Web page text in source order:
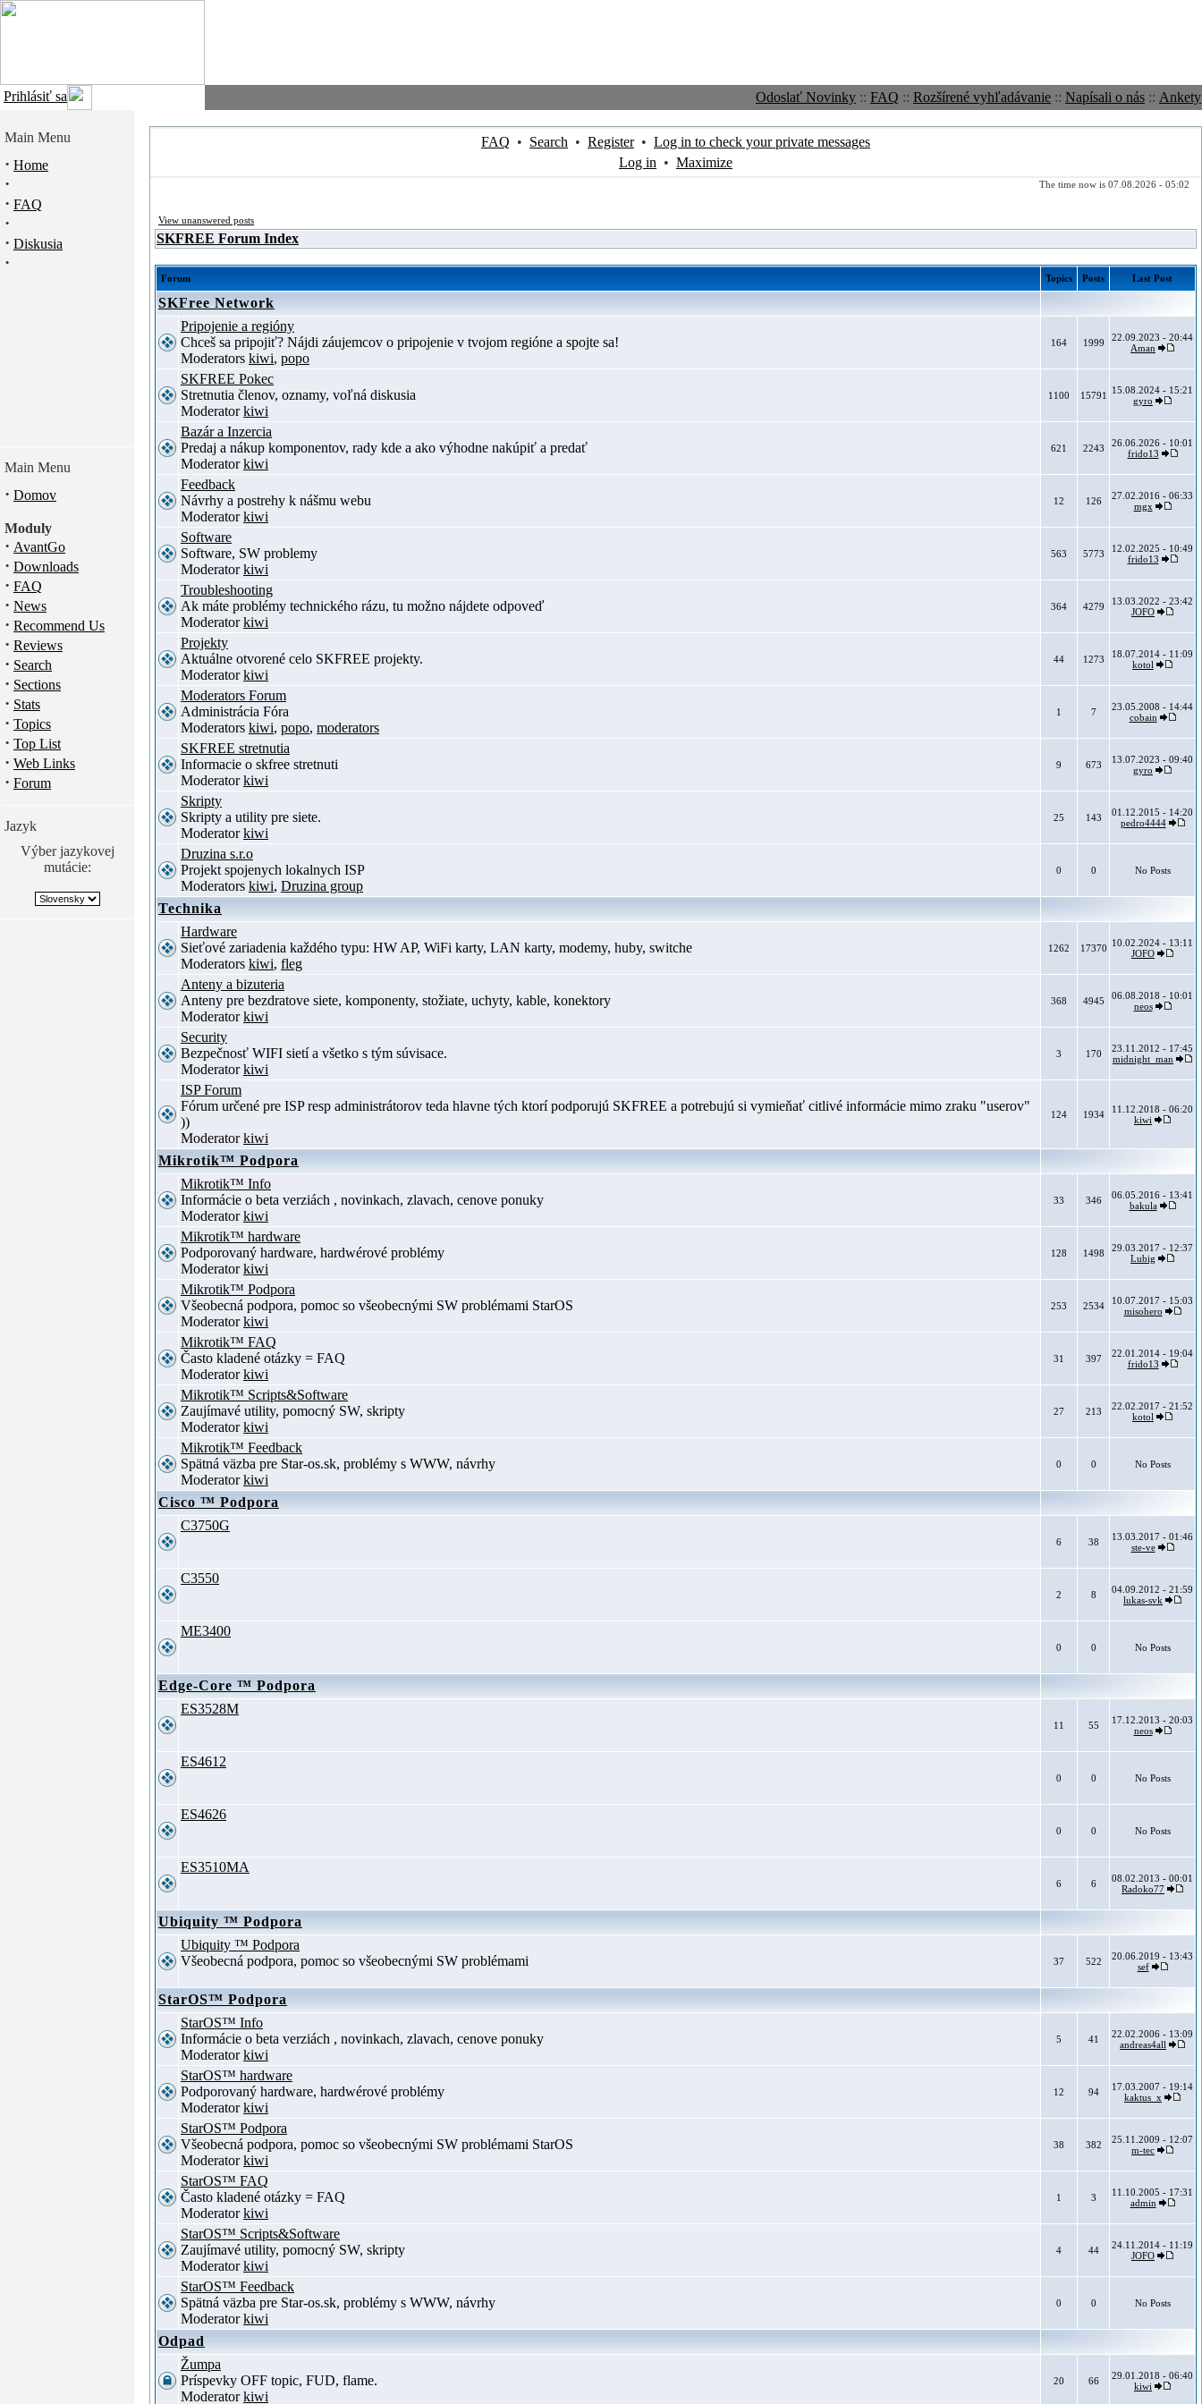
Prihlásiť sa Odoslať Novinky :: FAQ :: Rozšírené vyhľadávanie :: Napísali o nás :: Ankety
Main Menu
· Home
·
· FAQ
·
· Diskusia
·
Main Menu
· Domov
Moduly
· AvantGo
· Downloads
· FAQ
· News
· Recommend Us
· Reviews
· Search
· Sections
· Stats
· Topics
· Top List
· Web Links
· Forum
Jazyk
Výber jazykovej
mutácie:
FAQ • Search • Register• Log in to check your private messages
Log in • Maximize
The time now is 07.08.2026 - 05:02
View unanswered posts
SKFREE Forum Index
Forum Topics Posts Last Post
SKFree Network
Pripojenie a regióny
Chceš sa pripojiť? Nájdi záujemcov o pripojenie v tvojom regióne a spojte sa!
Moderators kiwi, popo
164 1999
22.09.2023 - 20:44
Aman
SKFREE Pokec
Stretnutia členov, oznamy, voľná diskusia
Moderatorkiwi
1100 15791
15.08.2024 - 15:21
gyro
Bazár a Inzercia
Predaj a nákup komponentov, rady kde a ako výhodne nakúpiť a predať
Moderatorkiwi
621 2243
26.06.2026 - 10:01
frido13
Feedback
Návrhy a postrehy k nášmu webu
Moderatorkiwi
12 126
27.02.2016 - 06:33
mgx
Software
Software, SW problemy
Moderatorkiwi
563 5773
12.02.2025 - 10:49
frido13
Troubleshooting
Ak máte problémy technického rázu, tu možno nájdete odpoveď
Moderatorkiwi
364 4279
13.03.2022 - 23:42
JOFO
Projekty
Aktuálne otvorené celo SKFREE projekty.
Moderatorkiwi
44 1273
18.07.2014 - 11:09
kotol
Moderators Forum
Administrácia Fóra
Moderators kiwi, popo, moderators
1 7
23.05.2008 - 14:44
cobain
SKFREE stretnutia
Informacie o skfree stretnuti
Moderatorkiwi
9 673
13.07.2023 - 09:40
gyro
Skripty
Skripty a utility pre siete.
Moderatorkiwi
25 143
01.12.2015 - 14:20
pedro4444
Druzina s.r.o
Projekt spojenych lokalnych ISP
Moderators kiwi, Druzina group
0 0 No Posts
Technika
Hardware
Sieťové zariadenia každého typu: HW AP, WiFi karty, LAN karty, modemy, huby, switche
Moderators kiwi, fleg
1262 17370 10.02.2024 - 13:11
JOFO
Anteny a bizuteria
Anteny pre bezdratove siete, komponenty, stožiate, uchyty, kable, konektory
Moderatorkiwi
368 4945
06.08.2018 - 10:01
neos
Security
Bezpečnosť WIFI sietí a všetko s tým súvisace.
Moderatorkiwi
3 170
23.11.2012 - 17:45
midnight_man
ISP Forum
Fórum určené pre ISP resp administrátorov teda hlavne tých ktorí podporujú SKFREE a potrebujú si vymieňať citlivé informácie mimo zraku "userov"
))
Moderatorkiwi
124 1934
11.12.2018 - 06:20
kiwi
Mikrotik™ Podpora
Mikrotik™ Info
Informácie o beta verziách , novinkach, zlavach, cenove ponuky
Moderatorkiwi
33 346
06.05.2016 - 13:41
bakula
Mikrotik™ hardware
Podporovaný hardware, hardwérové problémy
Moderatorkiwi
128 1498
29.03.2017 - 12:37
Lubig
Mikrotik™ Podpora
Všeobecná podpora, pomoc so všeobecnými SW problémami StarOS
Moderatorkiwi
253 2534
10.07.2017 - 15:03
misohero
Mikrotik™ FAQ
Často kladené otázky = FAQ
Moderatorkiwi
31 397
22.01.2014 - 19:04
frido13
Mikrotik™ Scripts&Software
Zaujímavé utility, pomocný SW, skripty
Moderatorkiwi
27 213
22.02.2017 - 21:52
kotol
Mikrotik™ Feedback
Spätná väzba pre Star-os.sk, problémy s WWW, návrhy
Moderatorkiwi
0 0 No Posts
Cisco ™ Podpora
C3750G
6 38
13.03.2017 - 01:46
ste-ve
C3550
2 8
04.09.2012 - 21:59
lukas-svk
ME3400
0 0 No Posts
Edge-Core ™ Podpora
ES3528M
11 55
17.12.2013 - 20:03
neos
ES4612
0 0 No Posts
ES4626
0 0 No Posts
ES3510MA
6 6
08.02.2013 - 00:01
Radoko77
Ubiquity ™ Podpora
Ubiquity ™ Podpora
Všeobecná podpora, pomoc so všeobecnými SW problémami
37 522
20.06.2019 - 13:43
sef
StarOS™ Podpora
StarOS™ Info
Informácie o beta verziách , novinkach, zlavach, cenove ponuky
Moderatorkiwi
5 41
22.02.2006 - 13:09
andreas4all
StarOS™ hardware
Podporovaný hardware, hardwérové problémy
Moderatorkiwi
12 94
17.03.2007 - 19:14
kaktus_x
StarOS™ Podpora
Všeobecná podpora, pomoc so všeobecnými SW problémami StarOS
Moderatorkiwi
38 382
25.11.2009 - 12:07
m-tec
StarOS™ FAQ
Často kladené otázky = FAQ
Moderatorkiwi
1 3
11.10.2005 - 17:31
admin
StarOS™ Scripts&Software
Zaujímavé utility, pomocný SW, skripty
Moderatorkiwi
4 44
24.11.2014 - 11:19
JOFO
StarOS™ Feedback
Spätná väzba pre Star-os.sk, problémy s WWW, návrhy
Moderatorkiwi
0 0 No Posts
Odpad
Žumpa
Príspevky OFF topic, FUD, flame.
Moderatorkiwi
20 66
29.01.2018 - 06:40
kiwi